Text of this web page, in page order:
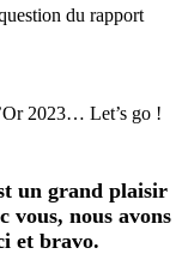
du rapport
2023… Let’s go !
un grand plaisir
vous, nous avons
et bravo.